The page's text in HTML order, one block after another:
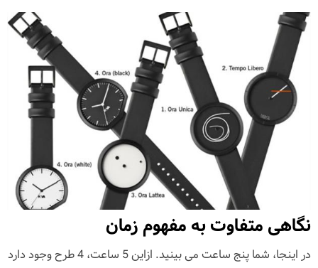
نگاهی متفاوت به مفهوم زمان
در اینجا، شما پنج ساعت می بینید. ازاین 5 ساعت، 4 طرح وجود دارد